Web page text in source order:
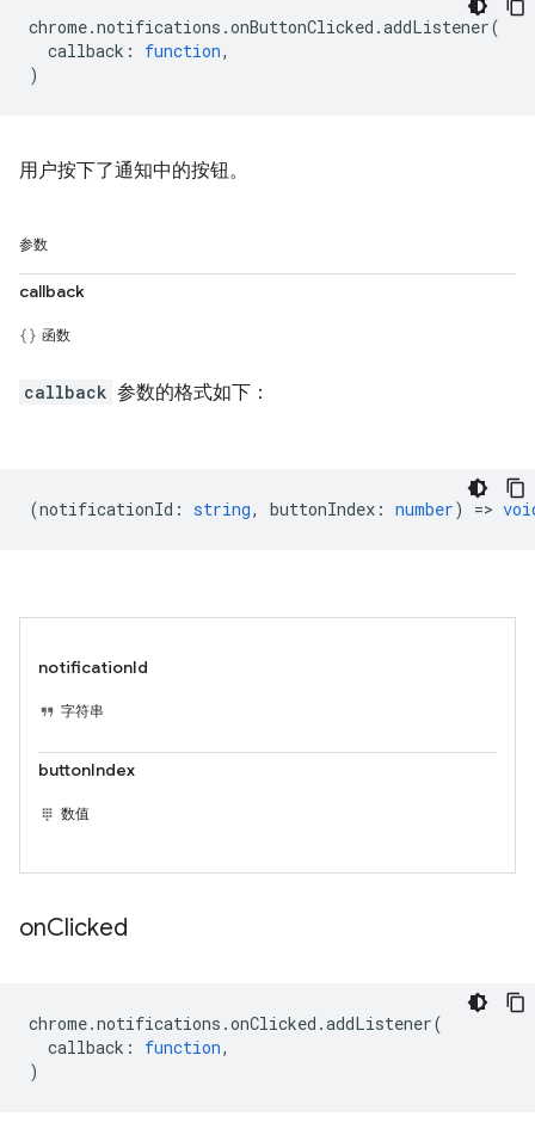
chrome.notifications .onButtonClicked .addListener(
callback : function,
)
用户按下了通知中的按钮。
参数
callback
函数
callback 参数的格式如下：
(notificationId : string, buttonIndex : number) =>
notificationId
字符串
buttonIndex
数值
onClicked
chrome.notifications .onClicked .addListener(
callback : function,
)